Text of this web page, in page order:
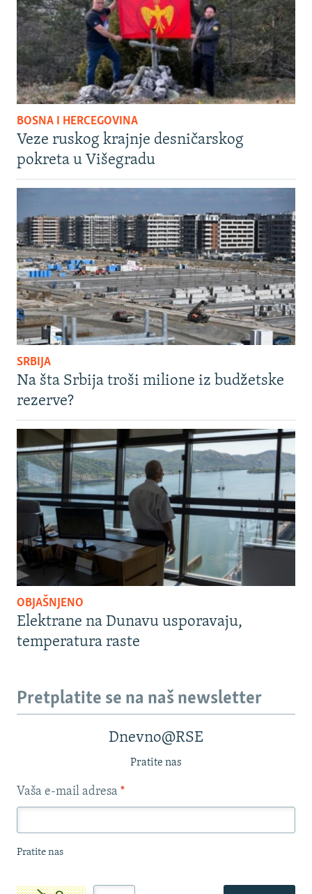
BOSNA I HERCEGOVINA
Veze ruskog krajnje desničarskog
pokreta u Višegradu
SRBIJA
Na šta Srbija troši milione iz budžetske
rezerve?
OBJAŠNJENO
Elektrane na Dunavu usporavaju,
temperatura raste
Pretplatite se na naš newsletter
Dnevno@RSE
Pratite nas
Vaša e-mail adresa *
Pratite nas